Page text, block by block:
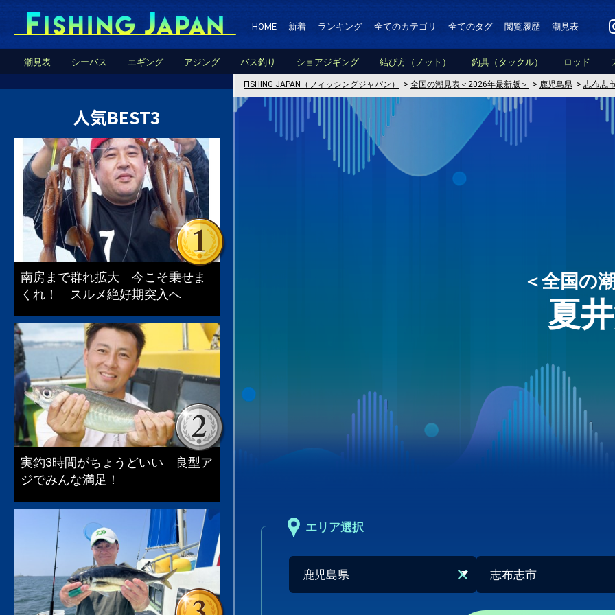
HOME 新着 ランキング 全てのカテゴリ 全てのタグ 閲覧履歴 潮見表
潮見表 シーバス エギング アジング バス釣り ショアジギング 結び方（ノット） 釣具（タックル） ロッド
FISHING JAPAN（フィッシングジャパン） > 全国の潮見表＜2026年最新版＞ > 鹿児島県 > 志布志
＜全国の
夏
エリア選択
人気BEST3
南房まで群れ拡大 今こそ乗せま
くれ！ スルメ絶好期突入へ
実釣3時間がちょうどいい 良型ア
ジでみんな満足！